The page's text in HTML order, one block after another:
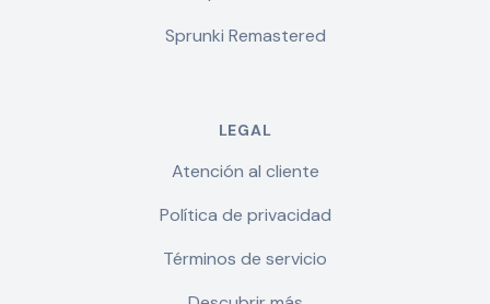
Sprunki Remastered
LEGAL
Atención al cliente
Política de privacidad
Términos de servicio